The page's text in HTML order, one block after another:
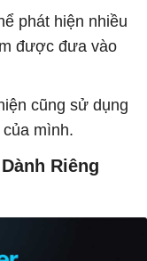
phát hiện nhiều
được đưa vào
cũng sử dụng
mình.
Riêng